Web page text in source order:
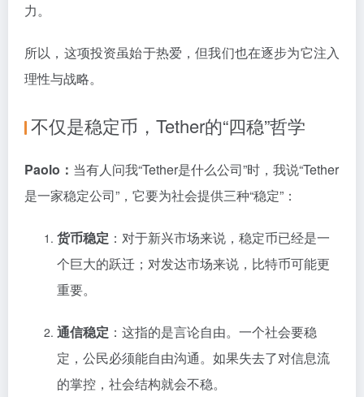
力。
所以，这项投资虽始于热爱，但我们也在逐步为它注入
理性与战略。
不仅是稳定币，Tether的“四稳”哲学
Paolo： 当有人问我“Tether是什么公司”时，我说“Tether
是一家稳定公司”，它要为社会提供三种“稳定”：
货币稳定 ：对于新兴市场来说，稳定币已经是一
个巨大的跃迁；对发达市场来说，比特币可能更
重要。
通信稳定 ：这指的是言论自由。一个社会要稳
定，公民必须能自由沟通。如果失去了对信息流
的掌控，社会结构就会不稳。